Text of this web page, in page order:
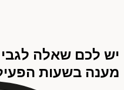
יש לכם שאלה
מענה בשעות